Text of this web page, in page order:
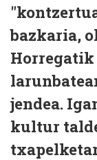
bazkaria,
jendea.
kultur